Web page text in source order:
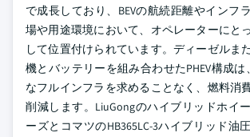
で成長しており、BEVの航続距離やインフ
場や用途環境において、オペレーターにと
して位置付けられています。ディーゼルま
機とバッテリーを組み合わせたPHEV構成は
なフルインフラを求めることなく、燃料消
削減します。LiuGongのハイブリッドホイ
ーズとコマツのHB365LC-3ハイブリッド油